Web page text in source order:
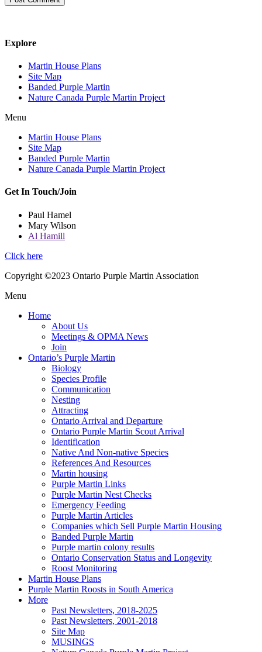
Explore
Martin House Plans
Site Map
Banded Purple Martin
Nature Canada Purple Martin Project
Menu
Martin House Plans
Site Map
Banded Purple Martin
Nature Canada Purple Martin Project
Get In Touch/Join
Paul Hamel
Mary Wilson
Al Hamill
Click here
Copyright ©2023 Ontario Purple Martin Association
Menu
Home
About Us
Meetings & OPMA News
Join
Ontario’s Purple Martin
Biology
Species Profile
Communication
Nesting
Attracting
Ontario Arrival and Departure
Ontario Purple Martin Scout Arrival
Identification
Native And Non-native Species
References And Resources
Martin housing
Purple Martin Links
Purple Martin Nest Checks
Emergency Feeding
Purple Martin Articles
Companies which Sell Purple Martin Housing
Banded Purple Martin
Purple martin colony results
Ontario Conservation Status and Longevity
Roost Monitoring
Martin House Plans
Purple Martin Roosts in South America
More
Past Newsletters, 2018-2025
Past Newsletters, 2001-2018
Site Map
MUSINGS